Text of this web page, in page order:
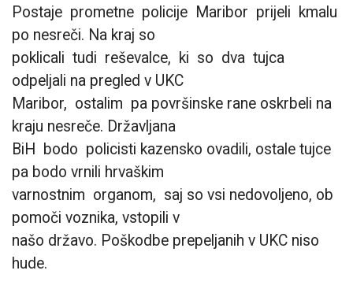
Postaje prometne policije Maribor prijeli kmalu
po nesreči. Na kraj so
poklicali tudi reševalce, ki so dva tujca
odpeljali na pregled v UKC
Maribor, ostalim pa površinske rane oskrbeli na
kraju nesreče. Državljana
BiH bodo policisti kazensko ovadili, ostale tujce
pa bodo vrnili hrvaškim
varnostnim organom, saj so vsi nedovoljeno, ob
pomoči voznika, vstopili v
našo državo. Poškodbe prepeljanih v UKC niso
hude.